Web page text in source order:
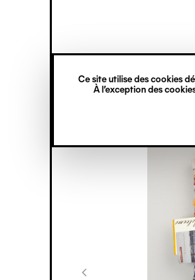
Ce site utilise des cookies
À l’exception des
principal
verticale